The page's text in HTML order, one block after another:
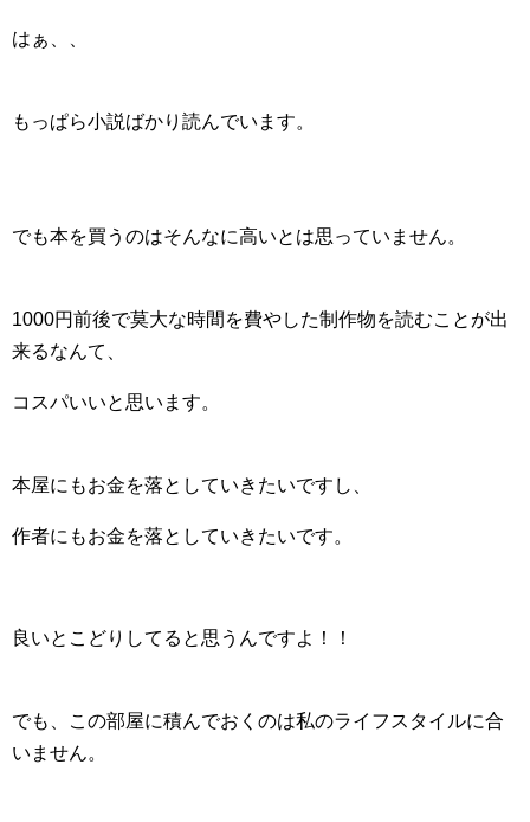
はぁ、、
もっぱら小説ばかり読んでいます。
でも本を買うのはそんなに高いとは思っていません。
1000円前後で莫大な時間を費やした制作物を読むことが出
来るなんて、
コスパいいと思います。
本屋にもお金を落としていきたいですし、
作者にもお金を落としていきたいです。
良いとこどりしてると思うんですよ！！
でも、この部屋に積んでおくのは私のライフスタイルに合
いません。